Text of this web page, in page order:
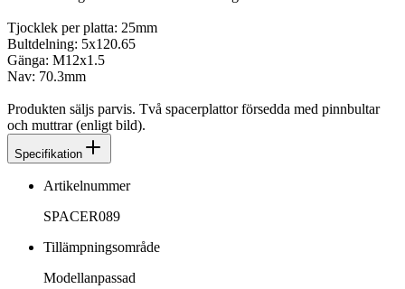
Tjocklek per platta: 25mm
Bultdelning: 5x120.65
Gänga: M12x1.5
Nav: 70.3mm
Produkten säljs parvis. Två spacerplattor försedda med pinnbultar
och muttrar (enligt bild).
Specifikation
Artikelnummer
SPACER089
Tillämpningsområde
Modellanpassad